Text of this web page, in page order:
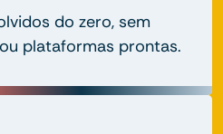
do zero, sem
plataformas prontas.